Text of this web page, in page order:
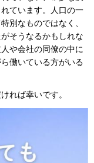
ています。人口の一
別なものではなく、
そうなるかもしれな
や会社の同僚の中に
働いている方がいる
れば幸いです。